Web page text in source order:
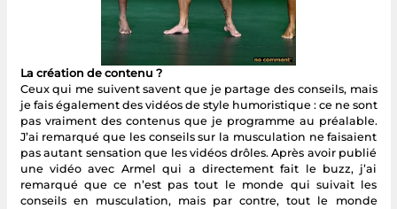
La création de contenu ?
Ceux qui me suivent savent que je partage des conseils, mais
je fais également des vidéos de style humoristique : ce ne sont
pas vraiment des contenus que je programme au préalable.
J’ai remarqué que les conseils sur la musculation ne faisaient
pas autant sensation que les vidéos drôles. Après avoir publié
une vidéo avec Armel qui a directement fait le buzz, j’ai
remarqué que ce n’est pas tout le monde qui suivait les
conseils en musculation, mais par contre, tout le monde